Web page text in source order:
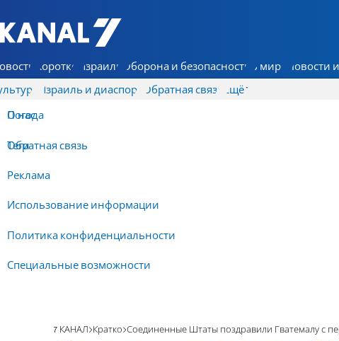
7 КАНАЛ - Аруц Шева
Коротко Израиль Оборона и безопасность В мире Новости
Израиль и диаспора Обратная связь
О нас
Обратная связь
Реклама
Использование информации
Политика конфиденциальности
Специальные возможности
Ещё
Погода
Теги
7 КАНАЛ Кратко Соединенные Штаты поздравили Гватемалу с